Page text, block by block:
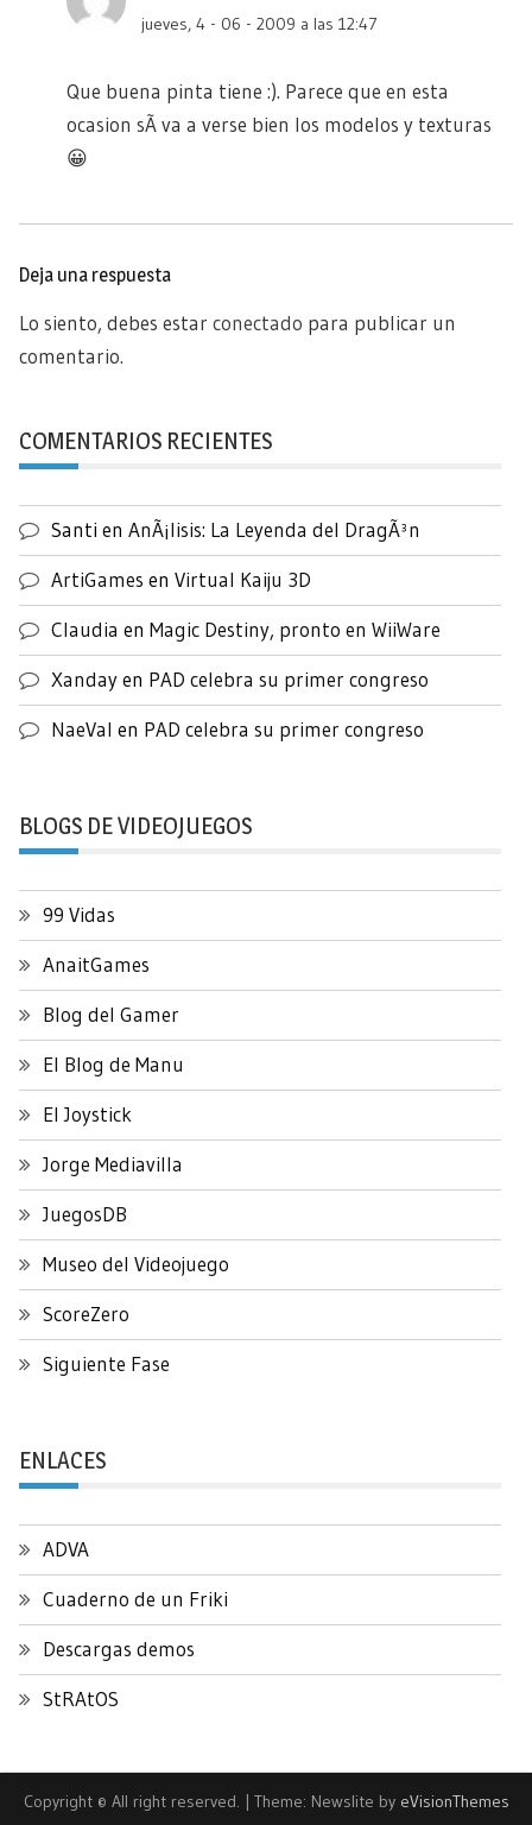
jueves, 4 - 06 - 2009 a las 12:47
Que buena pinta tiene :). Parece que en esta
ocasion sÃ­ va a verse bien los modelos y texturas
😀
Deja una respuesta
Lo siento, debes estar conectado para publicar un
comentario.
COMENTARIOS RECIENTES
Santi en AnÃ¡lisis: La Leyenda del DragÃ³n
ArtiGames en Virtual Kaiju 3D
Claudia en Magic Destiny, pronto en WiiWare
Xandayen PAD celebra su primer congreso
NaeVal en PAD celebra su primer congreso
BLOGS DE VIDEOJUEGOS
99 Vidas
AnaitGames
Blog del Gamer
El Blog de Manu
El Joystick
Jorge Mediavilla
JuegosDB
Museo del Videojuego
ScoreZero
Siguiente Fase
ENLACES
ADVA
Cuaderno de un Friki
Descargas demos
StRAtOS
Copyright © All right reserved. | Theme: Newslite by eVisionThemes